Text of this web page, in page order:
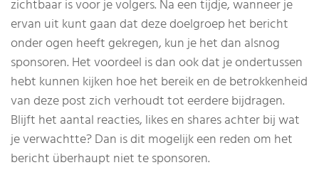
zichtbaar is voor je volgers. Na een tijdje, wanneer je
ervan uit kunt gaan dat deze doelgroep het bericht
onder ogen heeft gekregen, kun je het dan alsnog
sponsoren. Het voordeel is dan ook dat je ondertussen
hebt kunnen kijken hoe het bereik en de betrokkenheid
van deze post zich verhoudt tot eerdere bijdragen.
Blijft het aantal reacties, likes en shares achter bij wat
je verwachtte? Dan is dit mogelijk een reden om het
bericht überhaupt niet te sponsoren.